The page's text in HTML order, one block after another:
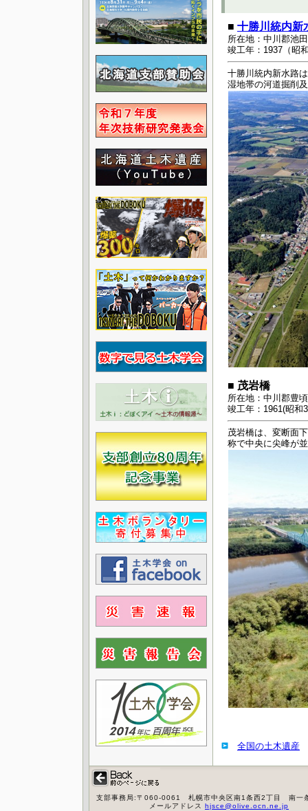
■ 十勝川統内新
所在地：中川郡池
竣工年：1937（昭
十勝川統内新水路
湿地帯の河道掘削
■ 茂岩橋
所在地：中川郡豊
竣工年：1961(昭和
茂岩橋は、変断面
称で中央に尖峰が
全国の土木遺産
支部事務局:〒060-0061 札幌市中央区南1条西2丁目 南
メールアドレス hjsce@olive.ocn.ne.jp